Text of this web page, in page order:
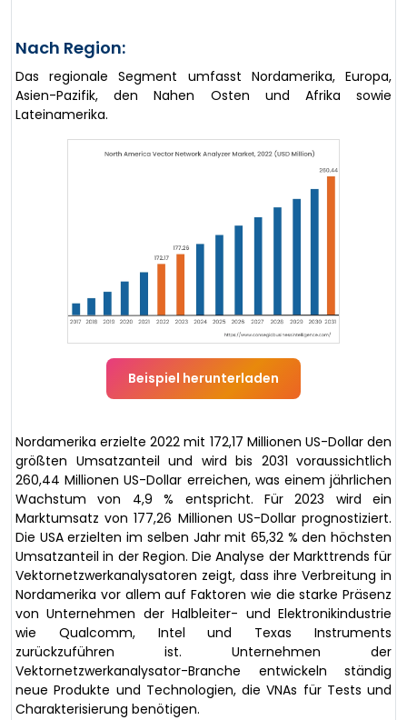
Nach Region:
Das regionale Segment umfasst Nordamerika, Europa,
Asien-Pazifik, den Nahen Osten und Afrika sowie
Lateinamerika.
Beispiel herunterladen
Nordamerika erzielte 2022 mit 172,17 Millionen US-Dollar den
größten Umsatzanteil und wird bis 2031 voraussichtlich
260,44 Millionen US-Dollar erreichen, was einem jährlichen
Wachstum von 4,9 % entspricht. Für 2023 wird ein
Marktumsatz von 177,26 Millionen US-Dollar prognostiziert.
Die USA erzielten im selben Jahr mit 65,32 % den höchsten
Umsatzanteil in der Region. Die Analyse der Markttrends für
Vektornetzwerkanalysatoren zeigt, dass ihre Verbreitung in
Nordamerika vor allem auf Faktoren wie die starke Präsenz
von Unternehmen der Halbleiter- und Elektronikindustrie
wie Qualcomm, Intel und Texas Instruments
zurückzuführen ist. Unternehmen der
Vektornetzwerkanalysator-Branche entwickeln ständig
neue Produkte und Technologien, die VNAs für Tests und
Charakterisierung benötigen.